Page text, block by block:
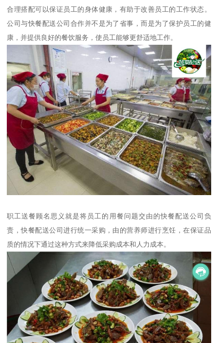
合理搭配可以保证员工的身体健康，有助于改善员工的工作状态。
公司与快餐配送公司合作并不是为了省事，而是为了保护员工的健
康，并提供良好的餐饮服务，使员工能够更舒适地工作。
职工送餐顾名思义就是将员工的用餐问题交由的快餐配送公司负
责，快餐配送公司进行统一采购，由的营养师进行烹饪，在保证品
质的情况下通过这种方式来降低采购成本和人力成本。